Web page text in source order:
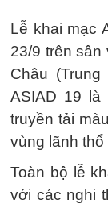
Lễ khai mạc
23/9 trên sân
Châu
ASIAD 19 là
truyền tải
vùng lãnh
Toàn bộ lễ
với các nghi